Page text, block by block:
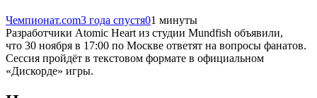
Чемпионат.com3 года спустя01 минуты
Разработчики Atomic Heart из студии Mundfish объявили,
что 30 ноября в 17:00 по Москве ответят на вопросы фанатов.
Сессия пройдёт в текстовом формате в официальном
«Дискорде» игры.